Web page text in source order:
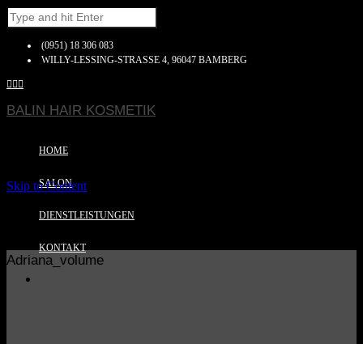
(0951) 18 306 083
WILLY-LESSING-STRASSE 4, 96047 BAMBERG

BALIN HAIR KOSMETIK
HOME
SALON
DIENSTLEISTUNGEN
KONTAKT
Skip to Content
Adriana_volume